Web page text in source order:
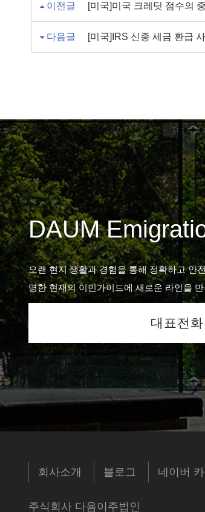
이전글 [미국]미국 크레딧 점수의
다음글 [미국]IRS 신종 세금 환급
DAUM
오랜 현지 생활과 경험을 통해 정확하고 안
명한 현재의 이민가이드에 새로운 라인을
대표전
회사소개 블로그 네이버 카
주식회사 다음이주법인